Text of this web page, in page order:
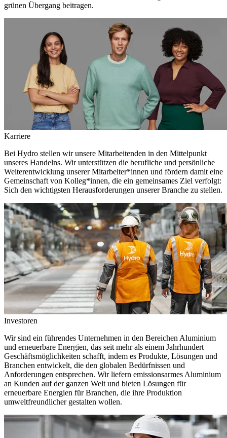
grünen Übergang beitragen.
Karriere
Bei Hydro stellen wir unsere Mitarbeitenden in den Mittelpunkt
unseres Handelns. Wir unterstützen die berufliche und persönliche
Weiterentwicklung unserer Mitarbeiter*innen und fördern damit eine
Gemeinschaft von Kolleg*innen, die ein gemeinsames Ziel verfolgt:
Sich den wichtigsten Herausforderungen unserer Branche zu stellen.
Investoren
Wir sind ein führendes Unternehmen in den Bereichen Aluminium
und erneuerbare Energien, das seit mehr als einem Jahrhundert
Geschäftsmöglichkeiten schafft, indem es Produkte, Lösungen und
Branchen entwickelt, die den globalen Bedürfnissen und
Anforderungen entsprechen. Wir liefern emissionsarmes Aluminium
an Kunden auf der ganzen Welt und bieten Lösungen für
erneuerbare Energien für Branchen, die ihre Produktion
umweltfreundlicher gestalten wollen.